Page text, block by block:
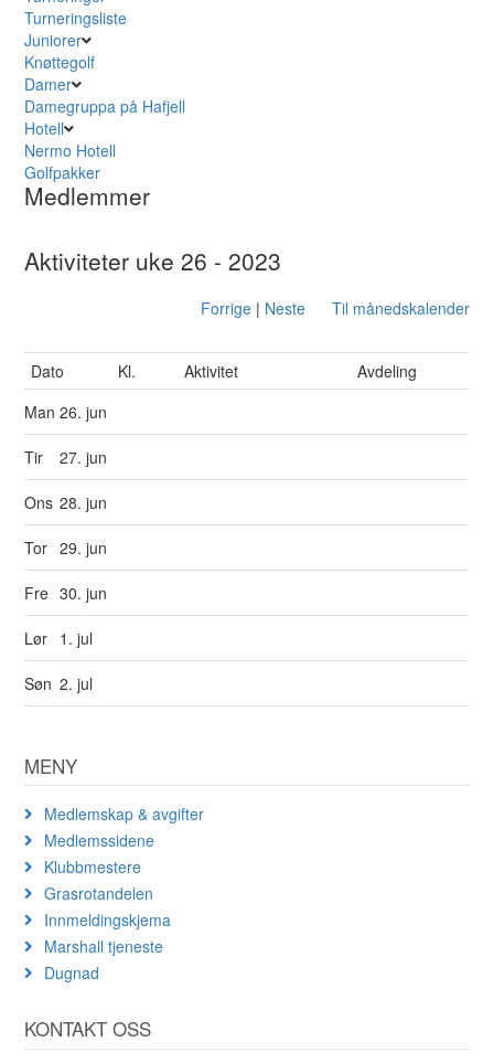
Turneringsliste
Juniorer
Knøttegolf
Damer
Damegruppa på Hafjell
Hotell
Nermo Hotell
Golfpakker
Medlemmer
Aktiviteter uke 26 - 2023
Forrige| Neste Til månedskalender
Dato Kl. Aktivitet
Avdeling
Man26. jun
Tir 27. jun
Ons 28. jun
Tor 29. jun
Fre 30. jun
Lør 1. jul
Søn 2. jul
MENY
Medlemskap & avgifter
Medlemssidene
Klubbmestere
Grasrotandelen
Innmeldingskjema
Marshall tjeneste
Dugnad
KONTAKT OSS